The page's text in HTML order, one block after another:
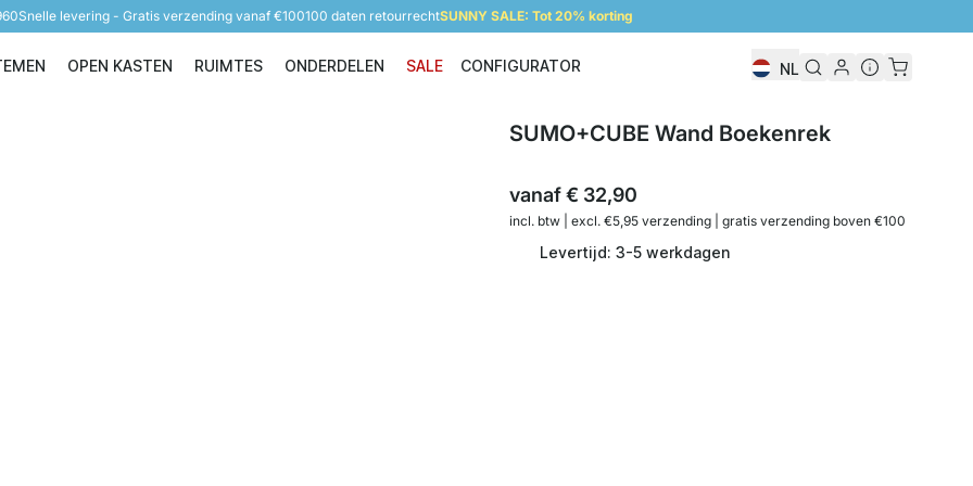
Snelle levering - Gratis verzending vanaf €100100 daten retourrechtSUNNY SALE: Tot 20% korting
Opbergsystemen
OPEN KASTEN
Open Kasten
RUIMTES
Ruimtes
ONDERDELEN
Onderdelen
SALE CONFIGURATOR NL
SUMO+CUBE Wand Boekenrek
vanaf€ 32,90
incl. btw | excl. €5,95 verzending | gratis verzending boven €100
Levertijd: 3-5 werkdagen